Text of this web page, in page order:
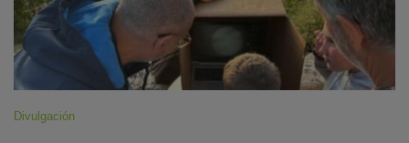
Divulgación